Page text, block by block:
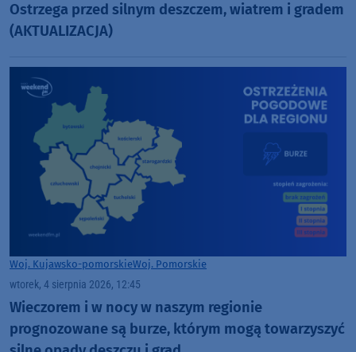
Ostrzega przed silnym deszczem, wiatrem i gradem
(AKTUALIZACJA)
Woj. Kujawsko-pomorskieWoj. Pomorskie
wtorek, 4 sierpnia 2026, 12:45
Wieczorem i w nocy w naszym regionie
prognozowane są burze, którym mogą towarzyszyć